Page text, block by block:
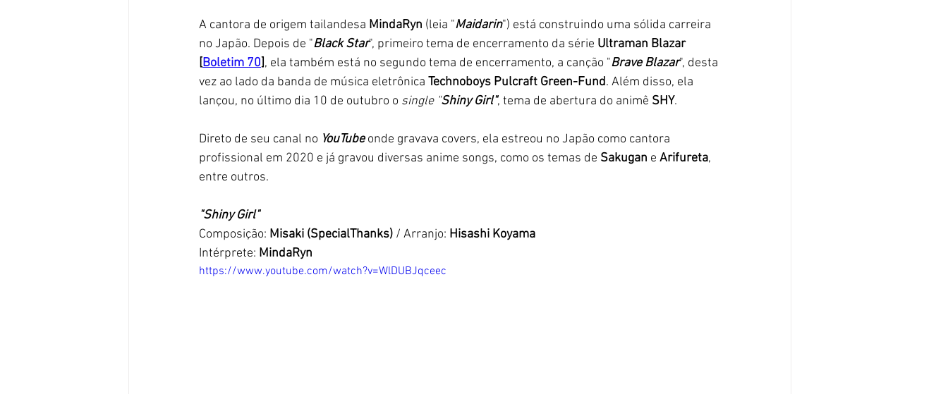
A cantora de origem tailandesa MindaRyn (leia "Maidarin") está construindo uma sólida carreira
no Japão. Depois de "Black Star", primeiro tema de encerramento da série Ultraman Blazar
[Boletim 70], ela também está no segundo tema de encerramento, a canção "Brave Blazar", desta
vez ao lado da banda de música eletrônica Technoboys Pulcraft Green-Fund. Além disso, ela
lançou, no último dia 10 de outubro o single "Shiny Girl", tema de abertura do animê SHY.
Direto de seu canal no YouTube onde gravava covers, ela estreou no Japão como cantora
profissional em 2020 e já gravou diversas anime songs, como os temas de Sakugan e Arifureta,
entre outros.
"Shiny Girl"
Composição: Misaki (SpecialThanks) / Arranjo: Hisashi Koyama
Intérprete: MindaRyn
https://www.youtube.com/watch?v=WlDUBJqceec